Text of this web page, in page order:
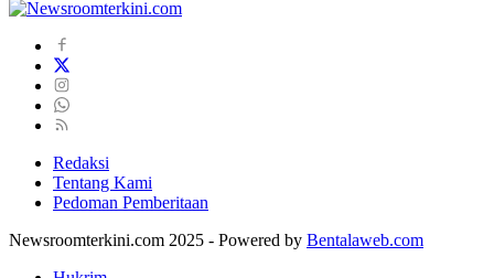
Redaksi
Tentang Kami
Pedoman Pemberitaan
Newsroomterkini.com 2025 - Powered by Bentalaweb.com